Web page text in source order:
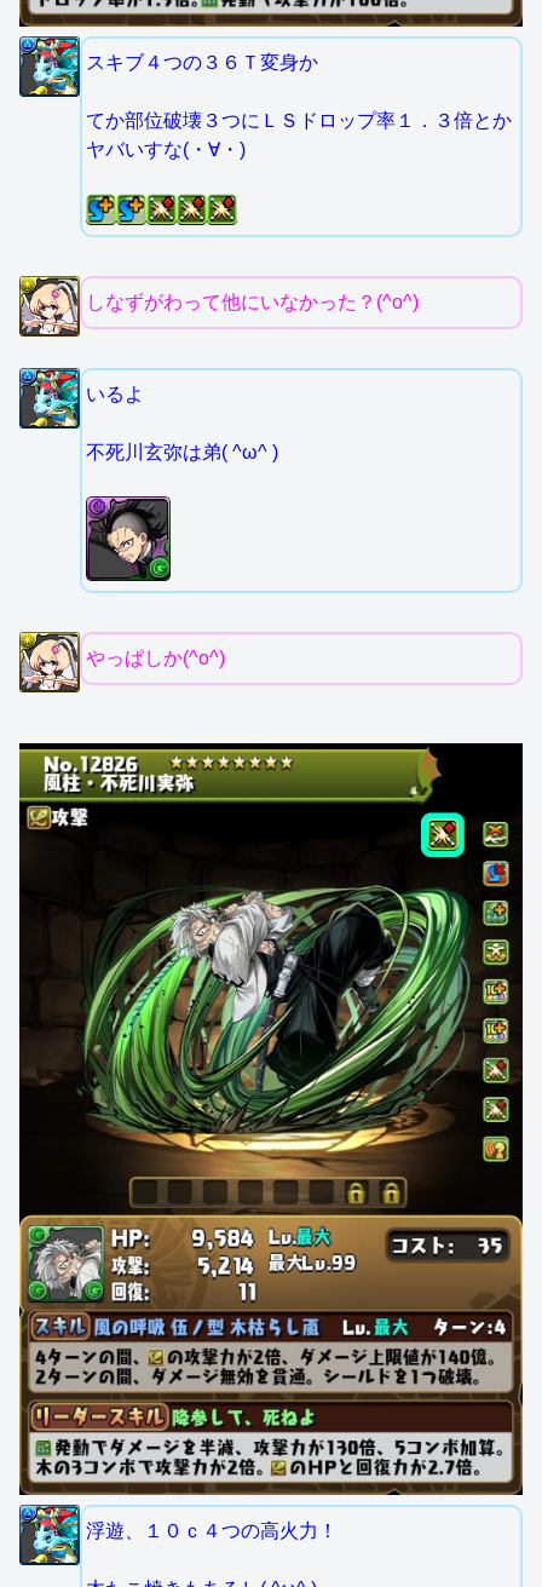
スキブ４つの３６Ｔ変身か
てか部位破壊３つにＬＳドロップ率１．３倍とか
ヤバいすな(・∀・)
しなずがわって他にいなかった？(^o^)
いるよ
不死川玄弥は弟( ^ω^ )
やっぱしか(^o^)
浮遊、１０ｃ４つの高火力！